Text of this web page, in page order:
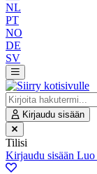
NL
PT
NO
DE
SV
Kirjaudu sisään
Tilisi
Kirjaudu sisään Luo